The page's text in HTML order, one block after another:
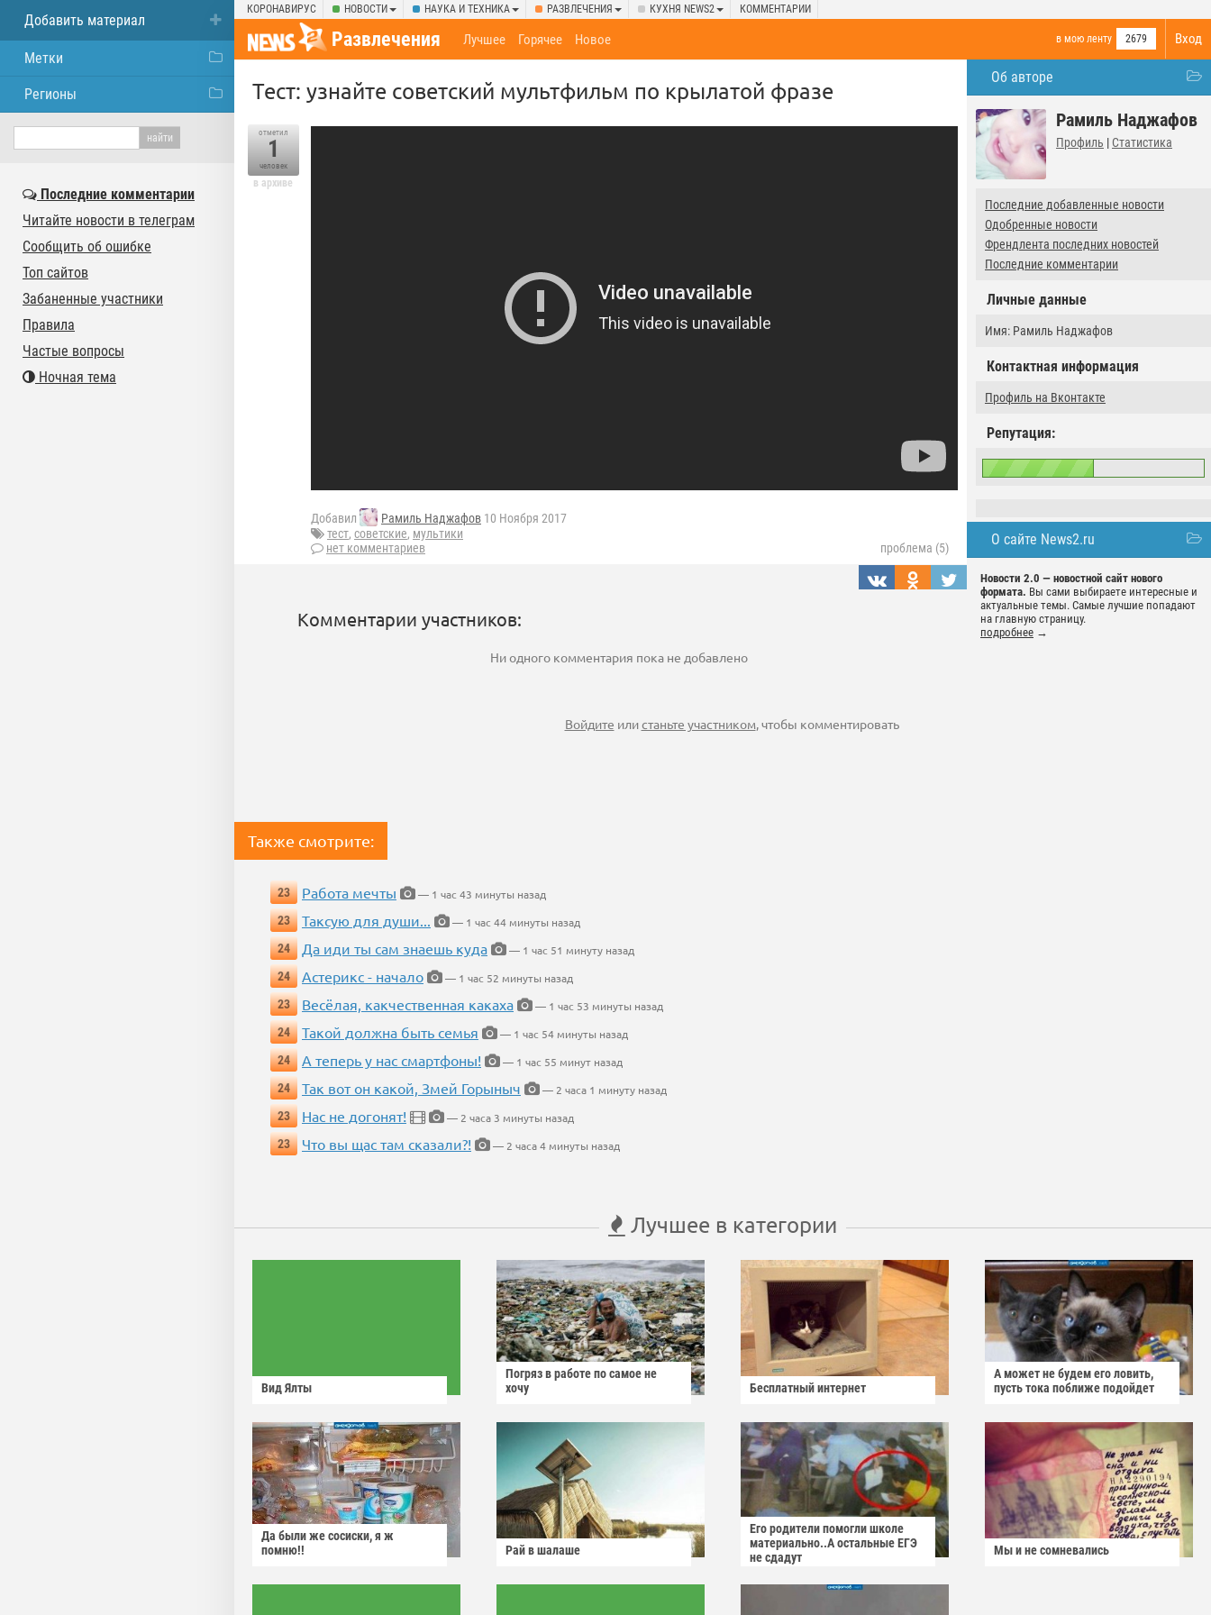
КОРОНАВИРУС НОВОСТИ НАУКА И ТЕХНИКА РАЗВЛЕЧЕНИЯ КУХНЯ NEWS2 КОММЕНТАРИИ
Вход
Развлечения в мою ленту 2679
Лучшее Горячее Новое
Об авторе
Рамиль Наджафов
Профиль | Статистика
Последние добавленные новости
Одобренные новости
Френдлента последних новостей
Последние комментарии
Личные данные
Имя: Рамиль Наджафов
Контактная информация
Профиль на Вконтакте
Репутация:
О сайте News2.ru
Новости 2.0 — новостной сайт нового
формата. Вы сами выбираете интересные и
актуальные темы. Самые лучшие попадают
на главную страницу.
подробнее →
Тест: узнайте советский мультфильм по крылатой фразе
отметил
1
человек
в архиве
Добавил Рамиль Наджафов 10 Ноября 2017
тест, советские, мультики
нет комментариев
проблема (5)
Комментарии участников:
Ни одного комментария пока не добавлено
Войдите илистаньте участником, чтобы комментировать
Также смотрите:
23 Работа мечты
— 1 час 43 минуты назад
23
Таксую для души...
— 1 час 44 минуты назад
24
Да иди ты сам знаешь куда
— 1 час 51 минуту назад
24
Астерикс - начало
— 1 час 52 минуты назад
23
Весёлая, какчественная какаха
— 1 час 53 минуты назад
24
Такой должна быть семья
— 1 час 54 минуты назад
24
А теперь у нас смартфоны!
— 1 час 55 минут назад
24
Так вот он какой, Змей Горыныч
— 2 часа 1 минуту назад
23
Нас не догонят!
— 2 часа 3 минуты назад
23
Что вы щас там сказали?! — 2 часа 4 минуты назад
Лучшее в категории
Вид Ялты
Погряз в работе по самое не
хочу
Бесплатный интернет
А может не будем его ловить,
пусть тока поближе подойдет
Да были же сосиски, я ж
помню!!
Рай в шалаше
Его родители помогли школе
материально..А остальные ЕГЭ
не сдадут
Мы и не сомневались
Добавить материал
Метки
Регионы
Последние комментарии
Читайте новости в телеграм
Сообщить об ошибке
Топ сайтов
Забаненные участники
Правила
Частые вопросы
Ночная тема